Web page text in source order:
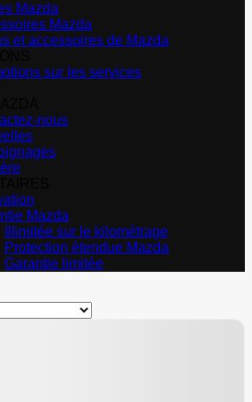
Mazda
Mazda
et accessoires de Mazda
sur les services
nous
Mazda
Illimitée sur le kilométrage
Protection étendue Mazda
Garantie limitée